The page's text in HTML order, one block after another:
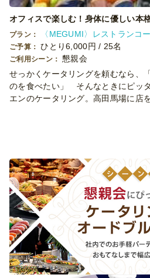
オフィスで楽しむ！身体に優しい本
プラン： 〈MEGUMI〉レストランコ
ご予算： ひとり6,000円 / 25名
ご利用シーン： 懇親会
せっかくケータリングを頼むなら、
のを食べたい」 そんなときにピッ
エンのケータリング。高田馬場に店
隠れ家イタリアンの料理をオフィス